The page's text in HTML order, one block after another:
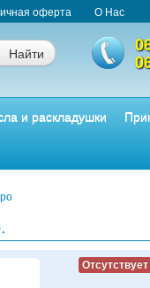
оферта О Нас
Найти
и раскладушки
Отсутствует